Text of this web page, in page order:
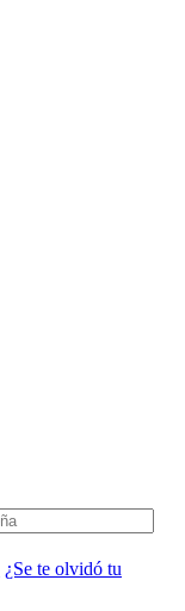
¿Se te olvidó tu